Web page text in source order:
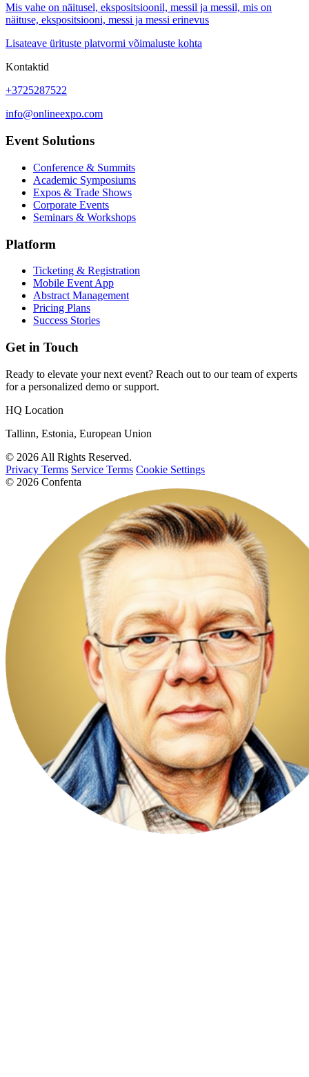
Mis vahe on näitusel, ekspositsioonil, messil ja messil, mis on
näituse, ekspositsiooni, messi ja messi erinevus
Lisateave ürituste platvormi võimaluste kohta
Kontaktid
+3725287522
info@onlineexpo.com
Event Solutions
Conference & Summits
Academic Symposiums
Expos & Trade Shows
Corporate Events
Seminars & Workshops
Platform
Ticketing & Registration
Mobile Event App
Abstract Management
Pricing Plans
Success Stories
Get in Touch
Ready to elevate your next event? Reach out to our team of experts
for a personalized demo or support.
HQ Location
Tallinn, Estonia, European Union
© 2026 All Rights Reserved.
Privacy Terms Service Terms Cookie Settings
© 2026 Confenta